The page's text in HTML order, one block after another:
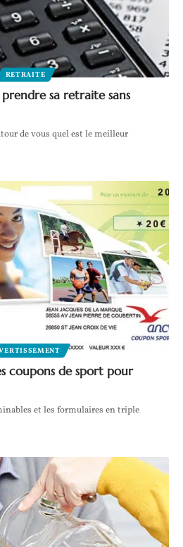
RETRAITE
sa retraite sans
de vous quel est le meilleur
coupons de sport pour
et les formulaires en triple